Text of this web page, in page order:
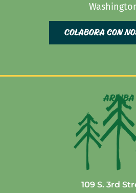
Colabora con
arriba
109 S. 3rd